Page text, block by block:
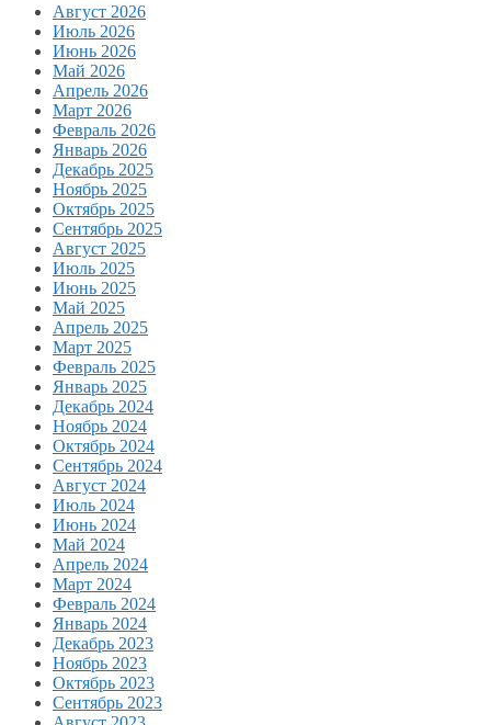
Август 2026
Июль 2026
Июнь 2026
Май 2026
Апрель 2026
Март 2026
Февраль 2026
Январь 2026
Декабрь 2025
Ноябрь 2025
Октябрь 2025
Сентябрь 2025
Август 2025
Июль 2025
Июнь 2025
Май 2025
Апрель 2025
Март 2025
Февраль 2025
Январь 2025
Декабрь 2024
Ноябрь 2024
Октябрь 2024
Сентябрь 2024
Август 2024
Июль 2024
Июнь 2024
Май 2024
Апрель 2024
Март 2024
Февраль 2024
Январь 2024
Декабрь 2023
Ноябрь 2023
Октябрь 2023
Сентябрь 2023